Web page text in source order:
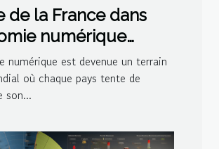
de la France dans
numérique
numérique est devenue un terrain
où chaque pays tente de
son...